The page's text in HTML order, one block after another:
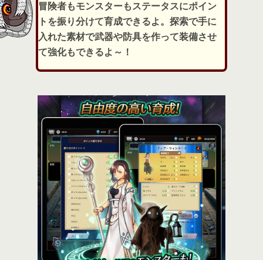
冒険者もモンスターもステータスにポイン
トを振り分けて育成できるよ。探索で手に
入れた素材で武器や防具を作って装備させ
て強化もできるよ～！